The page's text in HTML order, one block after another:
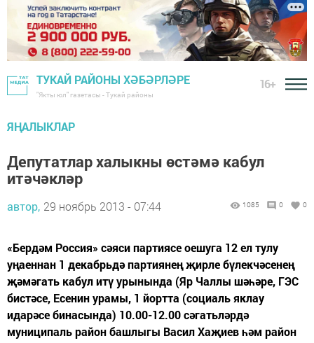
ТУКАЙ РАЙОНЫ ХӘБӘРЛӘРЕ
"Якты юл" газетасы - Тукай районы
16+
ЯҢАЛЫКЛАР
Депутатлар халыкны өстәмә кабул
итәчәкләр
автор, 29 ноябрь 2013 - 07:44 1085 0 0
«Бердәм Россия» сәяси партиясе оешуга 12 ел тулу
уңаеннан 1 декабрьдә партиянең җирле бүлекчәсенең
җәмәгать кабул итү урынында (Яр Чаллы шәһәре, ГЭС
бистәсе, Есенин урамы, 1 йортта (социаль яклау
идарәсе бинасында) 10.00-12.00 сәгатьләрдә
муниципаль район башлыгы Васил Хаҗиев һәм район